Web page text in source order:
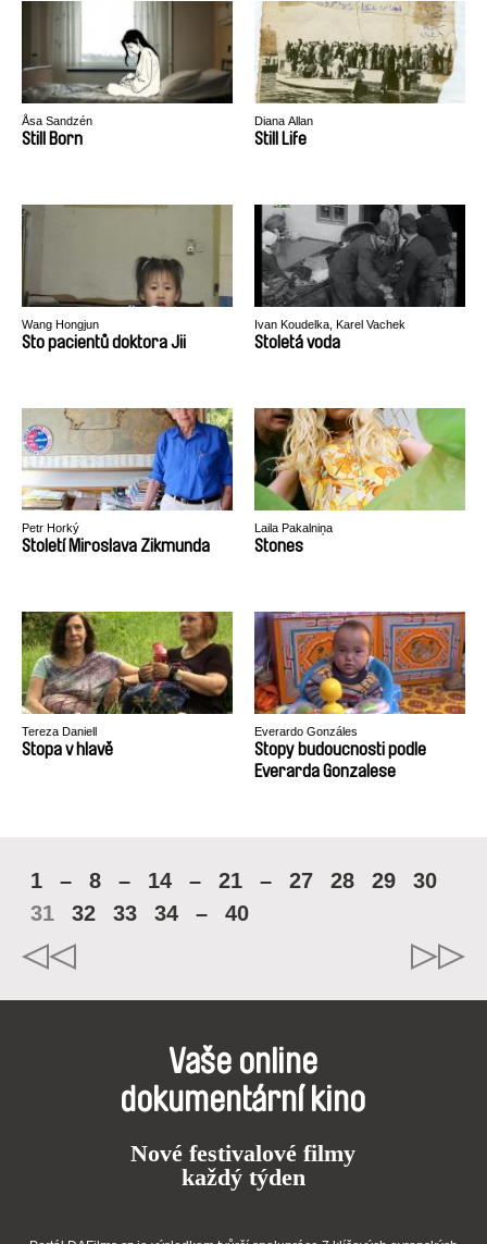
Åsa Sandzén
Still Born
Diana Allan
Still Life
Wang Hongjun
Sto pacientů doktora Jii
Ivan Koudelka, Karel Vachek
Stoletá voda
Petr Horký
Století Miroslava Zikmunda
Laila Pakalniņa
Stones
Tereza Daniell
Stopa v hlavě
Everardo Gonzáles
Stopy budoucnosti podle
Everarda Gonzalese
1 – 8 – 14 – 21 – 27 28 29
30
31
32 33 34 – 40
Vaše online
dokumentární kino
Nové festivalové filmy
každý týden